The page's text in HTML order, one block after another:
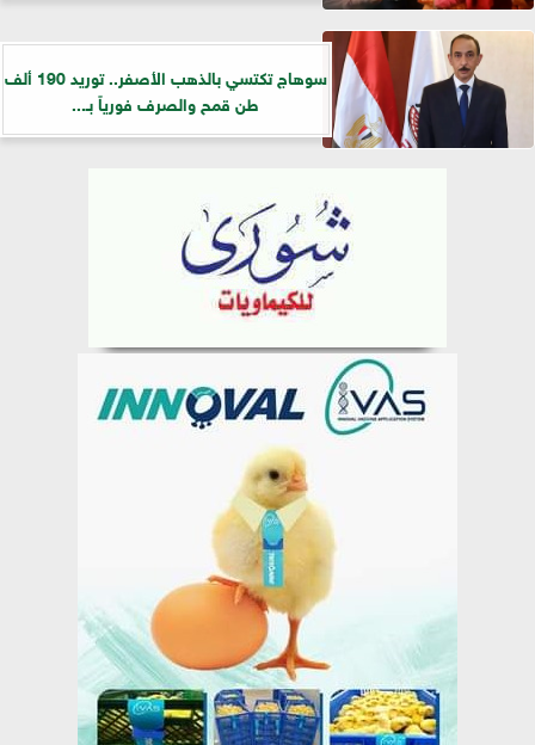
سوهاج تكتسي بالذهب الأصفر.. توريد 190 ألف
طن قمح والصرف فورياً بـ...